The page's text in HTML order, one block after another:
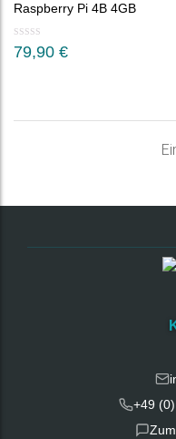
Raspberry Pi 4B 4GB
79,90 €
+49